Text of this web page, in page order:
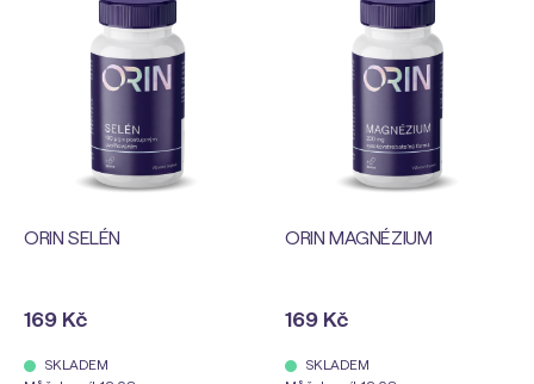
ORIN SELÉN
169 Kč
SKLADEM
ORIN MAGNÉZIUM
169 Kč
SKLADEM